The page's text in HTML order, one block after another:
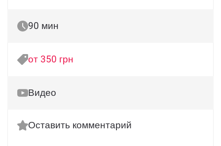
90 мин
от 350 грн
Видео
Оставить комментарий